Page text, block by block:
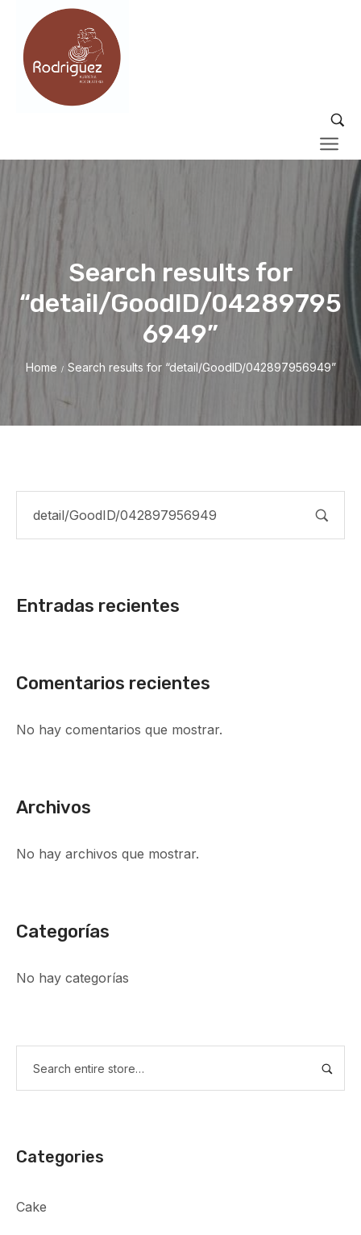
Search results for
“detail/GoodID/04289795
6949”
Home / Search results for “detail/GoodID/042897956949”
Entradas recientes
Comentarios recientes
No hay comentarios que mostrar.
Archivos
No hay archivos que mostrar.
Categorías
No hay categorías
Categories
Cake